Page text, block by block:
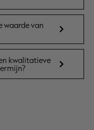
waarde van
kwalitatieve